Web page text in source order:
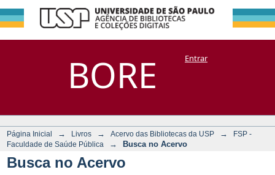
BORE
Busca no Acervo
DSpace/Manakin + CoriscoEntrar
Página Inicial → Livros → Acervo das Bibliotecas da USP →
FSP -
Faculdade de Saúde Pública
→ Busca no Acervo
Busca no Acervo